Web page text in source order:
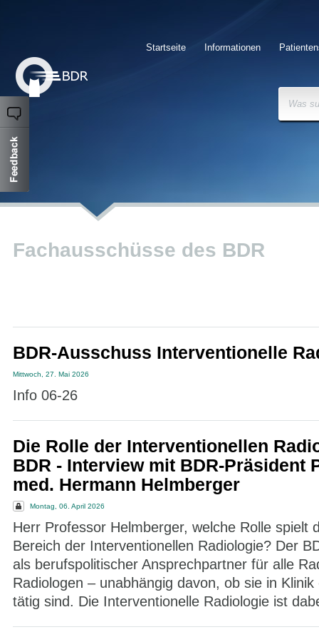
Informationen
Startseite
Was
Fachausschüsse des BDR
BDR-Ausschuss Interventionelle
Mittwoch, 27. Mai 2026
Info 06-26
Die Rolle der Interventionellen
BDR - Interview mit BDR-Präsident
med. Hermann Helmberger
Montag, 06. April 2026
Herr Professor Helmberger, welche Rolle spielt
Bereich der Interventionellen Radiologie? Der
als berufspolitischer Ansprechpartner für alle
Radiologen – unabhängig davon, ob sie in Klinik
tätig sind. Die Interventionelle Radiologie ist